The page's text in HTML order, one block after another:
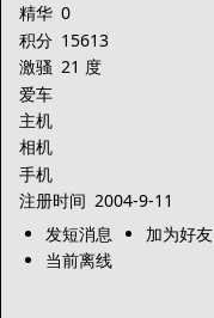
精华 0
积分 15613
激骚 21 度
爱车
主机
相机
手机
注册时间 2004-9-11
发短消息
加为好友
当前离线